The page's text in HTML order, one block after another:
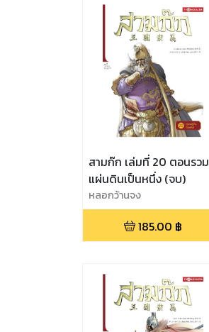
สามก๊ก เล่มที่ 20 ตอนรวม
แผ่นดินเป็นหนึ่ง (จบ)
หลอกว้านจง
185.00 ฿